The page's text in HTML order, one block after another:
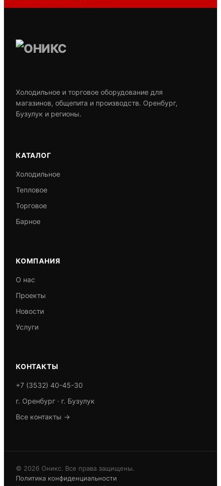
Холодильное и торговое оборудование для
магазинов, общепита и производств. Оренбург,
Бузулук и регионы.
КАТАЛОГ
Холодильное
Тепловое
Торговое
Барное
КОМПАНИЯ
О нас
Проекты
Новости
Услуги
КОНТАКТЫ
+7 (3532) 40-45-30
г. Оренбург · г. Бузулук
Все контакты →
© 2026 Оникс. Все права защищены.
Политика конфиденциальности